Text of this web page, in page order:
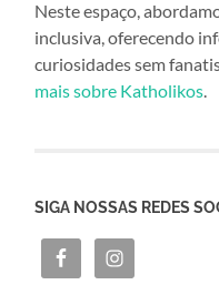
Neste espaço,
inclusiva, oferecendo
curiosidades sem
mais sobre Katholikos.
SIGA NOSSAS REDES